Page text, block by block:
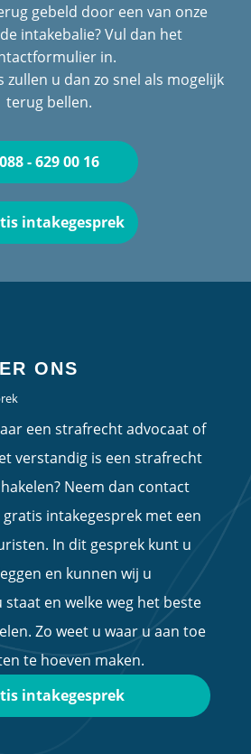
gebeld door een van onze
intakebalie? Vul dan het
in.
zullen u dan zo snel als mogelijk
terug bellen.
088 - 629 00 16
intakegesprek
ONS
een strafrecht advocaat of
verstandig is een strafrecht
Neem dan contact
intakegesprek met een
In dit gesprek kunt u
en kunnen wij u
staat en welke weg het beste
Zo weet u waar u aan toe
te hoeven maken.
intakegesprek